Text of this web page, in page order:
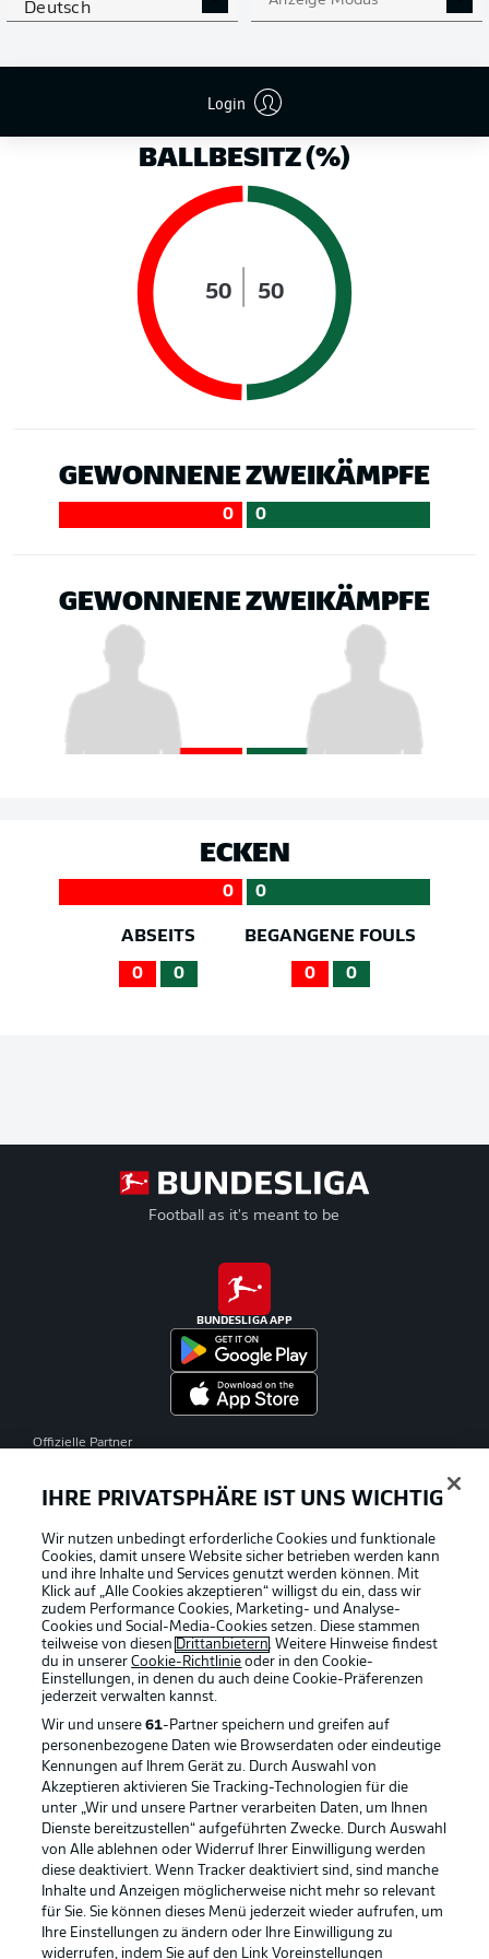
Deutsch
Login
LAUFDISTANZ (KM)
BALLBESITZ (%)
50 50
GEWONNENE ZWEIKÄMPFE
0 0
GEWONNENE ZWEIKÄMPFE
ECKEN
0 0
ABSEITS
0 0
BEGANGENE FOULS
0 0
Football as it's meant to be
BUNDESLIGA APP
Offizielle Partner
Rechtliche Hinweise Voreinstellungen verwalten
Datenschutz Nutzungsbedingungen
Kontakt Jobs
Impressum Partner
IHRE PRIVATSPHÄRE IST UNS WICHTIG
Wir nutzen unbedingt erforderliche Cookies und funktionale
Cookies, damit unsere Website sicher betrieben werden kann
und ihre Inhalte und Services genutzt werden können. Mit
Klick auf „Alle Cookies akzeptieren“ willigst du ein, dass wir
zudem Performance Cookies, Marketing- und Analyse-
Cookies und Social-Media-Cookies setzen. Diese stammen
teilweise von diesen Drittanbietern. Weitere Hinweise findest
du in unsererCookie-Richtlinie oder in den Cookie-
Einstellungen, in denen du auch deine Cookie-Präferenzen
jederzeit verwalten kannst.
Wir und unsere61-Partner speichern und greifen auf
personenbezogene Daten wie Browserdaten oder eindeutige
Kennungen auf Ihrem Gerät zu. Durch Auswahl von
Akzeptieren aktivieren Sie Tracking-Technologien für die
unter „Wir und unsere Partner verarbeiten Daten, um Ihnen
Dienste bereitzustellen“ aufgeführten Zwecke. Durch Auswahl
von Alle ablehnen oder Widerruf Ihrer Einwilligung werden
diese deaktiviert. Wenn Tracker deaktiviert sind, sind manche
Inhalte und Anzeigen möglicherweise nicht mehr so relevant
für Sie. Sie können dieses Menü jederzeit wieder aufrufen, um
Ihre Einstellungen zu ändern oder Ihre Einwilligung zu
widerrufen, indem Sie auf den Link Voreinstellungen